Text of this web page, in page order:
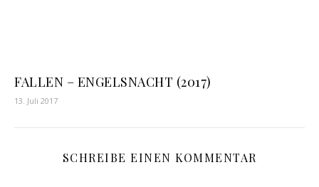
FALLEN – ENGELSNACHT (2017)
13. Juli 2017
SCHREIBE EINEN KOMMENTAR